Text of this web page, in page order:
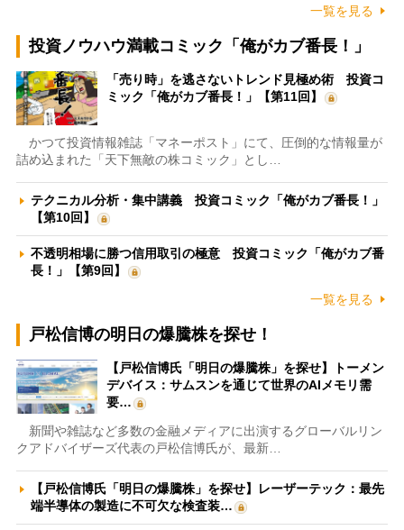
一覧を見る
投資ノウハウ満載コミック「俺がカブ番長！」
「売り時」を逃さないトレンド見極め術 投資コ
ミック「俺がカブ番長！」【第11回】
かつて投資情報雑誌「マネーポスト」にて、圧倒的な情報量が
詰め込まれた「天下無敵の株コミック」とし…
テクニカル分析・集中講義 投資コミック「俺がカブ番長！」
【第10回】
不透明相場に勝つ信用取引の極意 投資コミック「俺がカブ番
長！」【第9回】
一覧を見る
戸松信博の明日の爆騰株を探せ！
【戸松信博氏「明日の爆騰株」を探せ】トーメン
デバイス：サムスンを通じて世界のAIメモリ需
要…
新聞や雑誌など多数の金融メディアに出演するグローバルリン
クアドバイザーズ代表の戸松信博氏が、最新…
【戸松信博氏「明日の爆騰株」を探せ】レーザーテック：最先
端半導体の製造に不可欠な検査装…